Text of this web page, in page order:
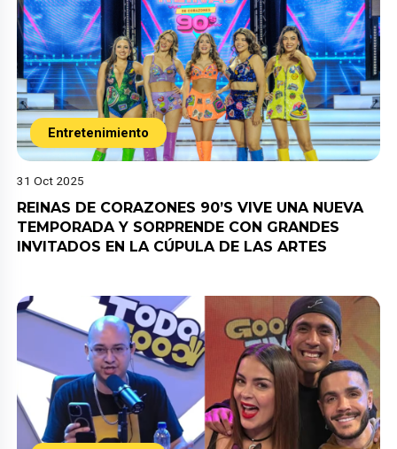
Entretenimiento
31 Oct 2025
REINAS DE CORAZONES 90’S VIVE UNA NUEVA
TEMPORADA Y SORPRENDE CON GRANDES
INVITADOS EN LA CÚPULA DE LAS ARTES